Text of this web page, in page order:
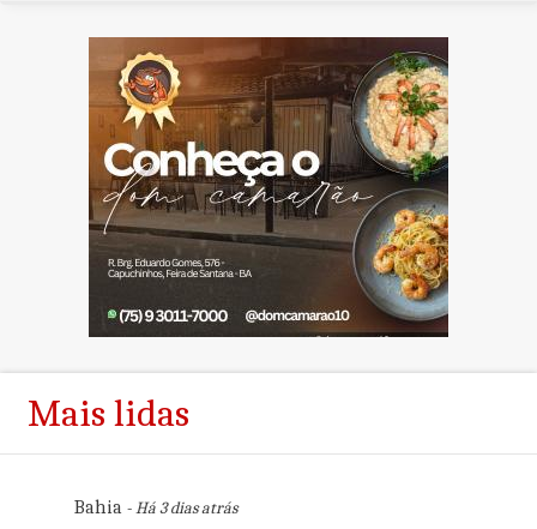
Mais lidas
Bahia- Há 3 dias atrás